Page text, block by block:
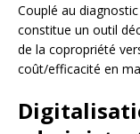
Couplé au
constitue un outil
de la copropriété
coût/efficacité en